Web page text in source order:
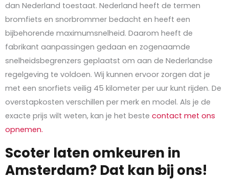
dan Nederland toestaat. Nederland heeft de termen
bromfiets en snorbrommer bedacht en heeft een
bijbehorende maximumsnelheid. Daarom heeft de
fabrikant aanpassingen gedaan en zogenaamde
snelheidsbegrenzers geplaatst om aan de Nederlandse
regelgeving te voldoen. Wij kunnen ervoor zorgen dat je
met een snorfiets veilig 45 kilometer per uur kunt rijden. De
overstapkosten verschillen per merk en model. Als je de
exacte prijs wilt weten, kan je het beste contact met ons
opnemen.
Scoter laten omkeuren in
Amsterdam? Dat kan bij ons!